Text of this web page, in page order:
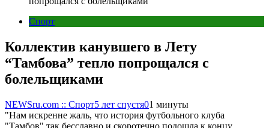
Спорт
Коллектив канувшего в Лету
“Тамбова” тепло попрощался с
болельщиками
NEWSru.com :: Спорт5 лет спустя01 минуты
"Нам искренне жаль, что история футбольного клуба
"Тамбов" так бесславно и скоротечно подошла к концу,